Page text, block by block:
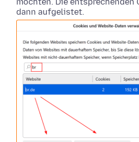
möchten. Die entsprechenden
dann aufgelistet.